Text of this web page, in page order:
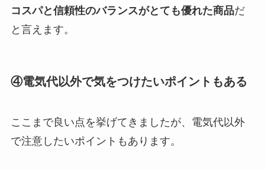
コスパと信頼性のバランスがとても優れた商品だ
と言えます。
④電気代以外で気をつけたいポイントもある
ここまで良い点を挙げてきましたが、電気代以外
で注意したいポイントもあります。